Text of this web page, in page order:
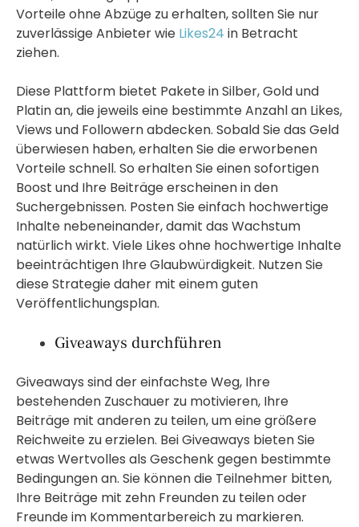
Vorteile ohne Abzüge zu erhalten, sollten Sie nur
zuverlässige Anbieter wie Likes24 in Betracht
ziehen.
Diese Plattform bietet Pakete in Silber, Gold und
Platin an, die jeweils eine bestimmte Anzahl an Likes,
Views und Followern abdecken. Sobald Sie das Geld
überwiesen haben, erhalten Sie die erworbenen
Vorteile schnell. So erhalten Sie einen sofortigen
Boost und Ihre Beiträge erscheinen in den
Suchergebnissen. Posten Sie einfach hochwertige
Inhalte nebeneinander, damit das Wachstum
natürlich wirkt. Viele Likes ohne hochwertige Inhalte
beeinträchtigen Ihre Glaubwürdigkeit. Nutzen Sie
diese Strategie daher mit einem guten
Veröffentlichungsplan.
Giveaways durchführen
Giveaways sind der einfachste Weg, Ihre
bestehenden Zuschauer zu motivieren, Ihre
Beiträge mit anderen zu teilen, um eine größere
Reichweite zu erzielen. Bei Giveaways bieten Sie
etwas Wertvolles als Geschenk gegen bestimmte
Bedingungen an. Sie können die Teilnehmer bitten,
Ihre Beiträge mit zehn Freunden zu teilen oder
Freunde im Kommentarbereich zu markieren.